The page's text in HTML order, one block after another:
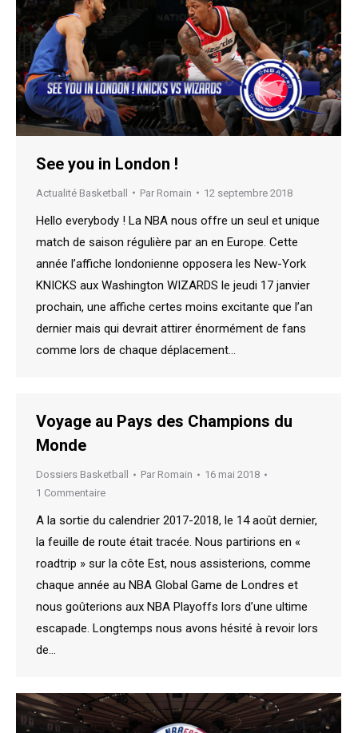
See you in London !
Actualité Basketball Par Romain 12 septembre 2018
Hello everybody ! La NBA nous offre un seul et unique
match de saison régulière par an en Europe. Cette
année l’affiche londonienne opposera les New-York
KNICKS aux Washington WIZARDS le jeudi 17 janvier
prochain, une affiche certes moins excitante que l’an
dernier mais qui devrait attirer énormément de fans
comme lors de chaque déplacement…
Voyage au Pays des Champions du
Monde
Dossiers Basketball Par Romain
16 mai 2018
1 Commentaire
A la sortie du calendrier 2017-2018, le 14 août dernier,
la feuille de route était tracée. Nous partirions en «
roadtrip » sur la côte Est, nous assisterions, comme
chaque année au NBA Global Game de Londres et
nous goûterions aux NBA Playoffs lors d’une ultime
escapade. Longtemps nous avons hésité à revoir lors
de…